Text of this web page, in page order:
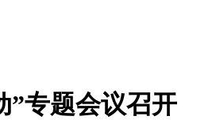
”专题会议召开